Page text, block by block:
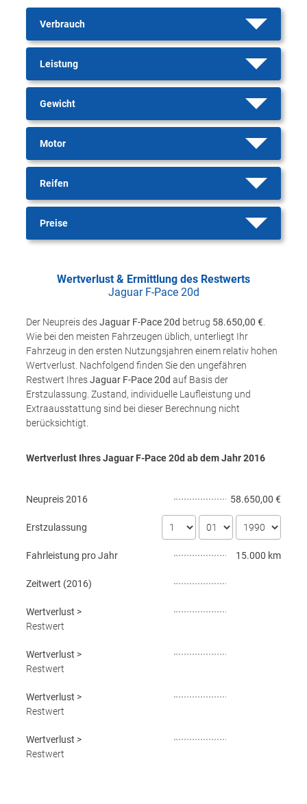
Verbrauch
Leistung
Gewicht
Motor
Reifen
Preise
Wertverlust & Ermittlung des Restwerts
Jaguar F-Pace 20d
Der Neupreis desJaguar F-Pace 20d betrug 58.650,00 €
Wie bei den meisten Fahrzeugen üblich, unterliegt Ihr
Fahrzeug in den ersten Nutzungsjahren einem relativ hohen
Wertverlust. Nachfolgend finden Sie den ungefähren
Restwert IhresJaguar F-Pace 20d auf Basis der
Erstzulassung. Zustand, individuelle Laufleistung und
Extraausstattung sind bei dieser Berechnung nicht
berücksichtigt.
Wertverlust Ihres Jaguar F-Pace 20d ab dem Jahr2016
Neupreis2016 58.650,00 €
Erstzulassung
Fahrleistung pro Jahr 15.000 km
Zeitwert (2016)
Wertverlust >
Restwert
Wertverlust >
Restwert
Wertverlust >
Restwert
Wertverlust >
Restwert